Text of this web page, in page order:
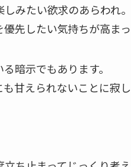
みたい欲求のあらわれ。
先したい気持ちが高まっ
暗示でもあります。
甘えられないことに寂